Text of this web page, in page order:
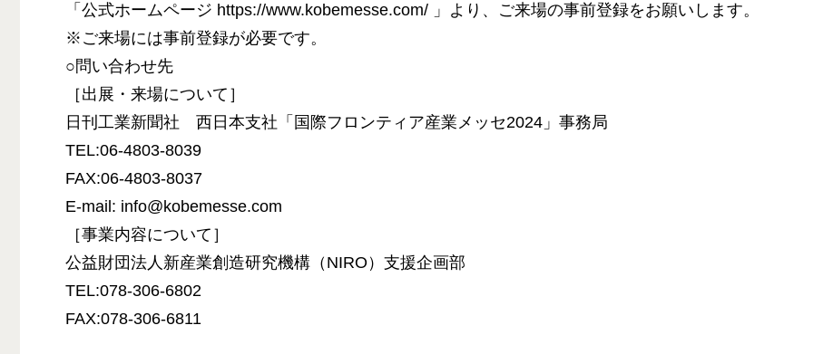
「公式ホームページ https://www.kobemesse.com/ 」より、ご来場の事前登録をお願いします。
※ご来場には事前登録が必要です。
○問い合わせ先
［出展・来場について］
日刊工業新聞社 西日本支社「国際フロンティア産業メッセ2024」事務局
TEL:06-4803-8039
FAX:06-4803-8037
E-mail: info@kobemesse.com
［事業内容について］
公益財団法人新産業創造研究機構（NIRO）支援企画部
TEL:078-306-6802
FAX:078-306-6811